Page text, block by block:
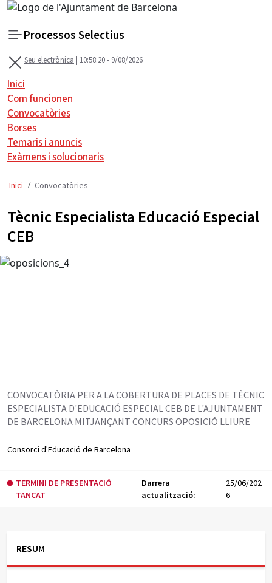
Menú
Processos Selectius
Seu electrònica | 10:58:20 - 9/08/2026
Inici
Com funcionen
Convocatòries
Borses
Temaris i anuncis
Exàmens i solucionaris
n
r
a
l
o
Inici Convocatòries
Tècnic Especialista Educació Especial
CEB
CONVOCATÒRIA PER A LA COBERTURA DE PLACES DE TÈCNIC
ESPECIALISTA D'EDUCACIÓ ESPECIAL CEB DE L'AJUNTAMENT
DE BARCELONA MITJANÇANT CONCURS OPOSICIÓ LLIURE
Consorci d'Educació de Barcelona
TERMINI DE PRESENTACIÓ
TANCAT
Darrera
actualització:
25/06/202
6
RESUM